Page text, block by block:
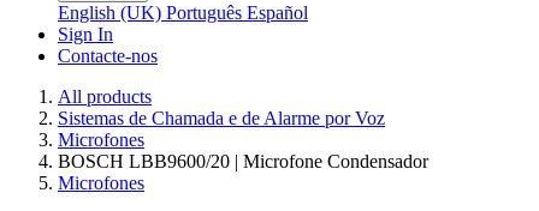
English (UK) Português Español
Sign In
Contacte-nos
All products
Sistemas de Chamada e de Alarme por Voz
Microfones
BOSCH LBB9600/20 | Microfone Condensador
Microfones